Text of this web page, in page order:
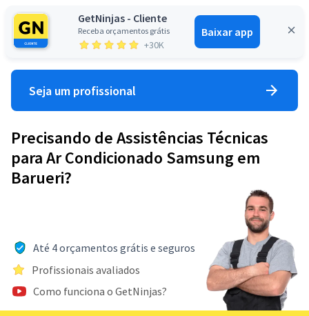
GetNinjas - Cliente
Receba orçamentos grátis
+30K
Baixar app
Entrar
Seja um profissional
Precisando de Assistências Técnicas
para Ar Condicionado Samsung em
Barueri?
Até 4 orçamentos grátis e seguros
Profissionais avaliados
Como funciona o GetNinjas?